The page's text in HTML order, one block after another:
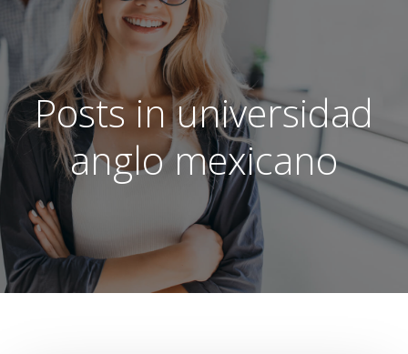
Posts in universidad
anglo mexicano